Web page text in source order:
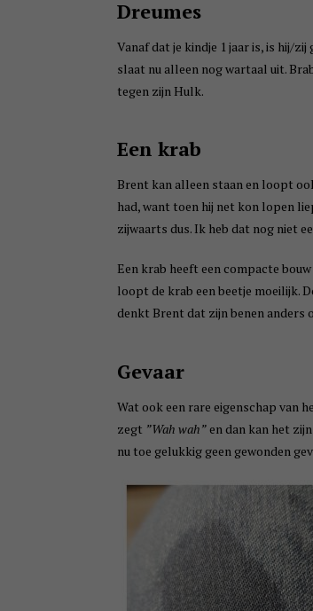
Dreumes
Vanaf dat je kindje 1 jaar is, is hij/
slaat nu alleen nog wartaal uit.
tegen zijn Hulk.
Een krab
Brent kan alleen staan en loopt
had, want toen hij net kon lopen
zijwaarts dus. Ik heb dat nog niet
Een krab heeft een compacte
loopt de krab een beetje moeilijk.
denkt Brent dat zijn benen anders
Gevaar
Wat ook een rare eigenschap van
zegt ”Wah wah”en dan kan het
nu toe gelukkig geen gewonden